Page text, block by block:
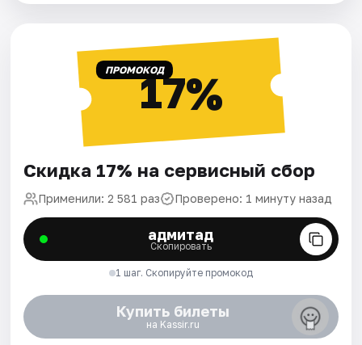
ПРОМОКОД17%
Скидка 17% на сервисный сбор
Применили: 2 581 раз Проверено: 1 минуту назад
адмитад
Скопировать
1 шаг. Скопируйте промокод
Купить билеты
на Kassir.ru